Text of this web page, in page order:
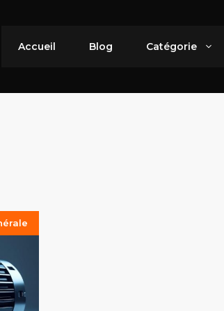
Accueil Blog Catégorie